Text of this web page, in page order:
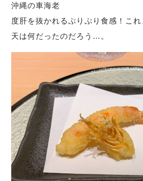
沖縄の車海老
度肝を抜かれるぷりぷり食感！こ
天は何だったのだろう…。